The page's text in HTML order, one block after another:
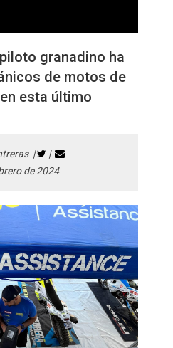
granadino ha
de motos de
esta último
|
|
de 2024